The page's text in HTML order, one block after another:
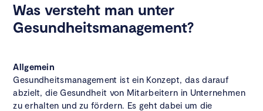
Was versteht man unter
Gesundheitsmanagement?
Allgemein
Gesundheitsmanagement ist ein Konzept, das darauf
abzielt, die Gesundheit von Mitarbeitern in Unternehmen
zu erhalten und zu fördern. Es geht dabei um die